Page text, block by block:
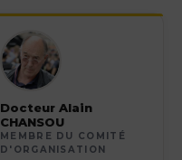
Docteur Alain
CHANSOU
MEMBRE DU COMITÉ
D'ORGANISATION